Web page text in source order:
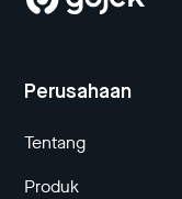
Perusahaan
Tentang
Produk